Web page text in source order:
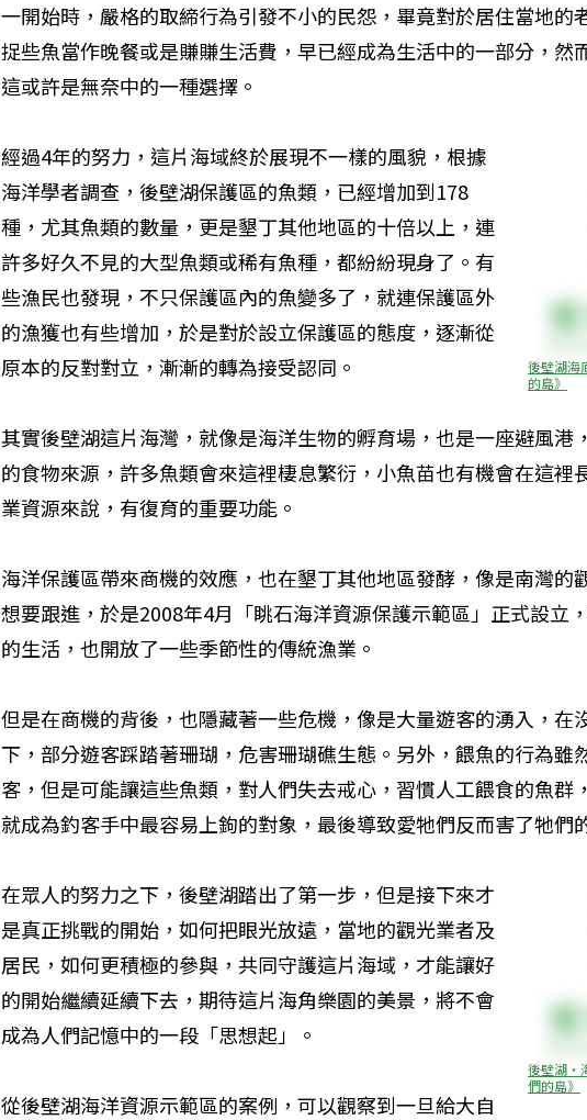
一開始時，嚴格的取締行為引發不小的民怨，畢竟對於居住當地的
捉些魚當作晚餐或是賺賺生活費，早已經成為生活中的一部分，然
這或許是無奈中的一種選擇。
後壁湖海
的島》
經過4年的努力，這片海域終於展現不一樣的風貌，根據
海洋學者調查，後壁湖保護區的魚類，已經增加到178
種，尤其魚類的數量，更是墾丁其他地區的十倍以上，連
許多好久不見的大型魚類或稀有魚種，都紛紛現身了。有
些漁民也發現，不只保護區內的魚變多了，就連保護區外
的漁獲也有些增加，於是對於設立保護區的態度，逐漸從
原本的反對對立，漸漸的轉為接受認同。
其實後壁湖這片海灣，就像是海洋生物的孵育場，也是一座避風港
的食物來源，許多魚類會來這裡棲息繁衍，小魚苗也有機會在這裡
業資源來說，有復育的重要功能。
海洋保護區帶來商機的效應，也在墾丁其他地區發酵，像是南灣的
想要跟進，於是2008年4月「眺石海洋資源保護示範區」正式設立
的生活，也開放了一些季節性的傳統漁業。
但是在商機的背後，也隱藏著一些危機，像是大量遊客的湧入，在
下，部分遊客踩踏著珊瑚，危害珊瑚礁生態。另外，餵魚的行為雖
客，但是可能讓這些魚類，對人們失去戒心，習慣人工餵食的魚群
就成為釣客手中最容易上鉤的對象，最後導致愛牠們反而害了牠們
後壁湖‧
們的島》
在眾人的努力之下，後壁湖踏出了第一步，但是接下來才
是真正挑戰的開始，如何把眼光放遠，當地的觀光業者及
居民，如何更積極的參與，共同守護這片海域，才能讓好
的開始繼續延續下去，期待這片海角樂園的美景，將不會
成為人們記憶中的一段「思想起」。
從後壁湖海洋資源示範區的案例，可以觀察到一旦給大自